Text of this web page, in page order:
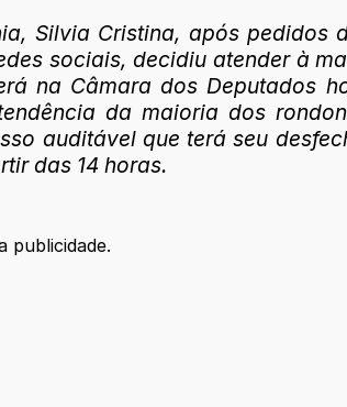
Silvia Cristina, após pedidos
sociais, decidiu atender à
na Câmara dos Deputados
da maioria dos
auditável que terá seu
das 14 horas.
publicidade.